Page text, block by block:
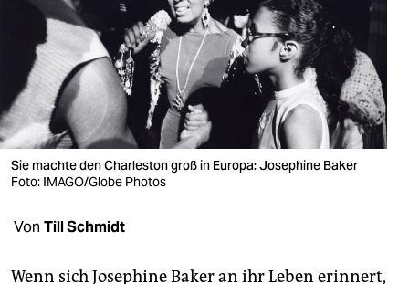
verlag
verlag
veranstaltungen
shop
fragen & hilfe
Sie machte den Charleston groß in Europa: Josephine Baker
Foto: IMAGO/Globe Photos
Von Till Schmidt
Wenn sich Josephine Baker an ihr Leben erinnert,